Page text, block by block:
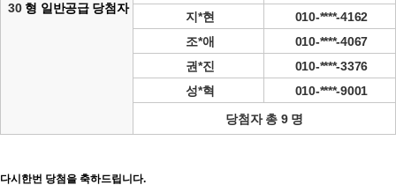
30 형 일반공급 당첨자
지*현
010-****-4162
조*애
010-****-4067
권*진
010-****-3376
성*혁
010-****-9001
당첨자 총 9 명
다시한번 당첨을 축하드립니다.